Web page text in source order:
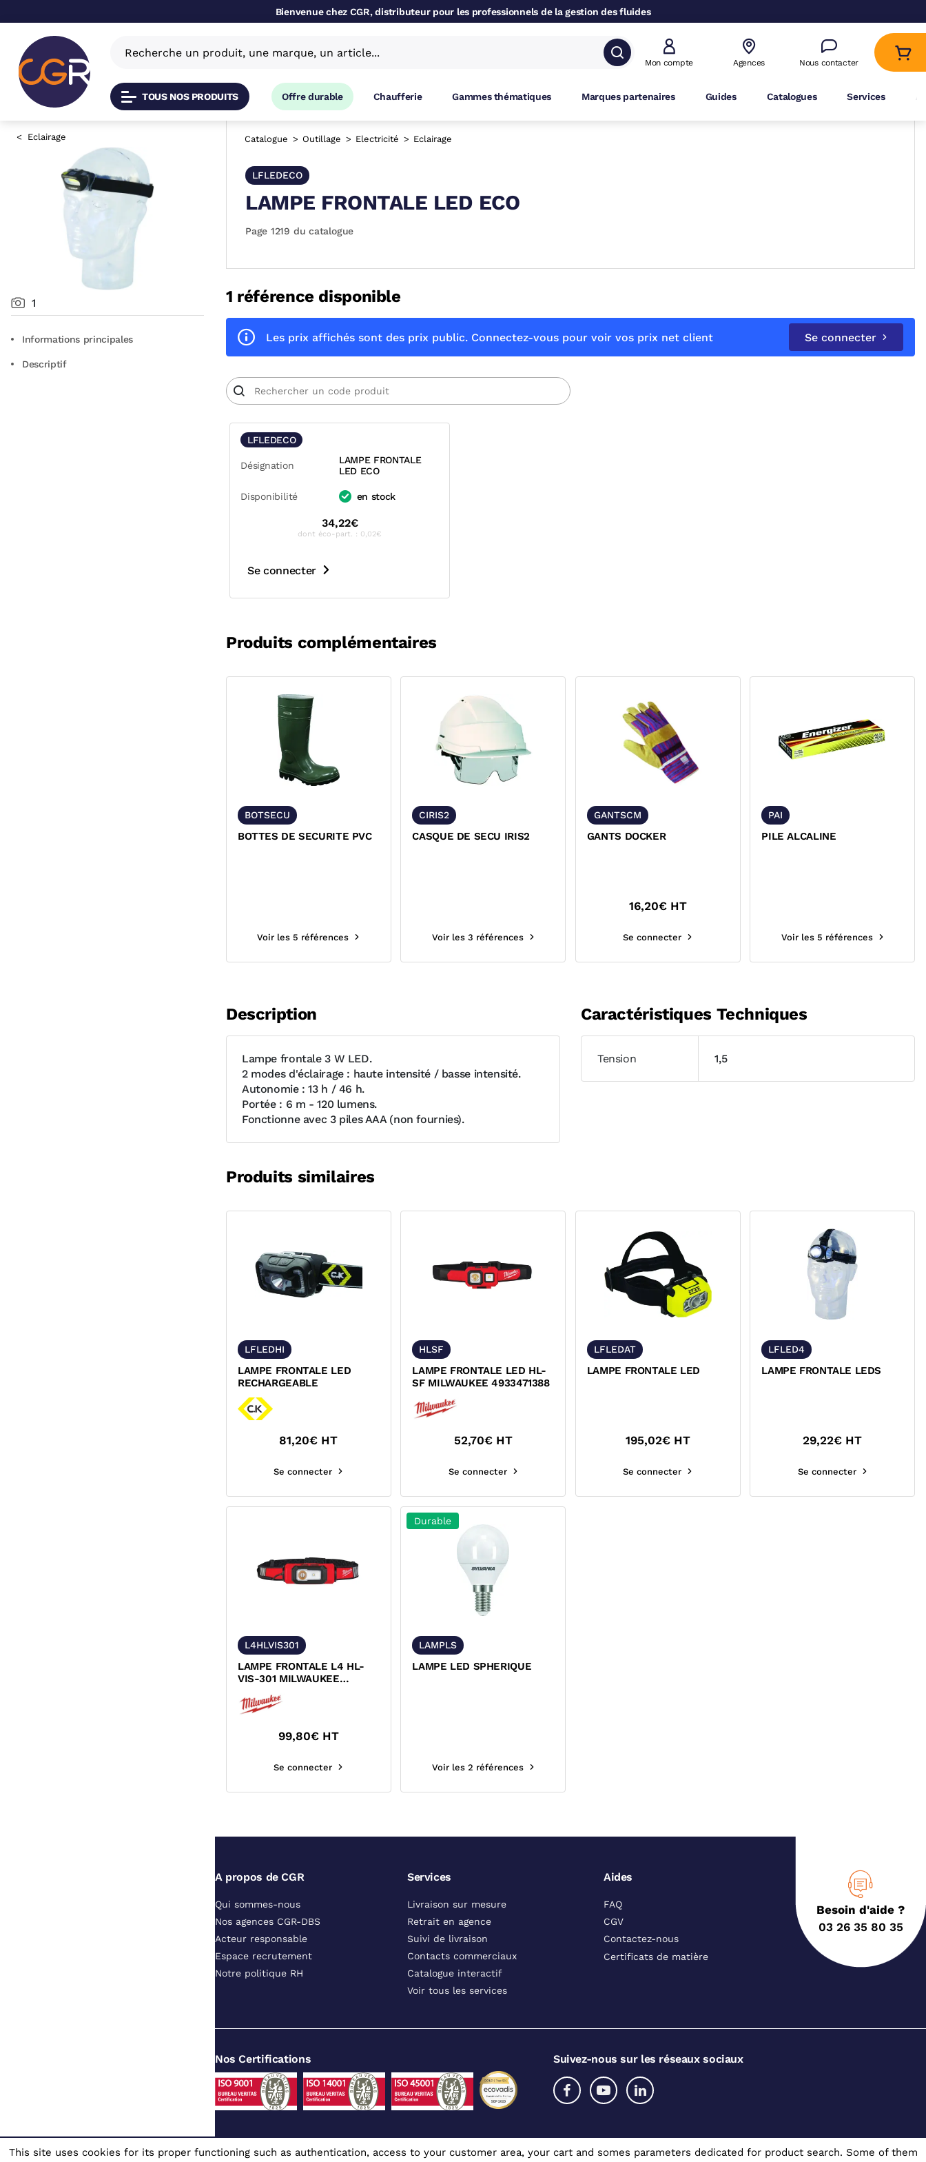
Bienvenue chez CGR, distributeur pour les professionnels de la gestion des fluides
Mon compte Agences Nous contacter
TOUS NOS PRODUITS Offre durable Chaufferie Gammes thématiques Marques partenaires Guides Catalogues Services
Eclairage
1
Informations principales
Descriptif
Catalogue Outillage Electricité Eclairage
LFLEDECO
LAMPE FRONTALE LED ECO
Page 1219 du catalogue
1 référence disponible
Les prix affichés sont des prix public. Connectez-vous pour voir vos prix net client Se connecter
LFLEDECO
Désignation
LAMPE FRONTALE
LED ECO
Disponibilité en stock
34,22€
dont éco-part. : 0,02€
Se connecter
Produits complémentaires
BOTSECU
BOTTES DE SECURITE PVC
Voir les 5 références
CIRIS2
CASQUE DE SECU IRIS2
Voir les 3 références
GANTSCM
GANTS DOCKER
16,20€ HT
Se connecter
PAI
PILE ALCALINE
Voir les 5 références
Description
Lampe frontale 3 W LED.
2 modes d'éclairage : haute intensité / basse intensité.
Autonomie : 13 h / 46 h.
Portée : 6 m - 120 lumens.
Fonctionne avec 3 piles AAA (non fournies).
Caractéristiques Techniques
Tension 1,5
Produits similaires
LFLEDHI
LAMPE FRONTALE LED
RECHARGEABLE
81,20€ HT
Se connecter
HLSF
LAMPE FRONTALE LED HL-
SF MILWAUKEE 4933471388
52,70€ HT
Se connecter
LFLEDAT
LAMPE FRONTALE LED
195,02€ HT
Se connecter
LFLED4
LAMPE FRONTALE LEDS
29,22€ HT
Se connecter
L4HLVIS301
LAMPE FRONTALE L4 HL-
VIS-301 MILWAUKEE
99,80€ HT
Se connecter
Durable
LAMPLS
LAMPE LED SPHERIQUE
Voir les 2 références
Besoin d'aide ?
03 26 35 80 35
A propos de CGR
Qui sommes-nous
Nos agences CGR-DBS
Acteur responsable
Espace recrutement
Notre politique RH
Services
Livraison sur mesure
Retrait en agence
Suivi de livraison
Contacts commerciaux
Catalogue interactif
Voir tous les services
Aides
FAQ
CGV
Contactez-nous
Certificats de matière
Nos Certifications Suivez-nous sur les réseaux sociaux
This site uses cookies for its proper functioning such as authentication, access to your customer area, your cart and somes parameters dedicated for product search. Some of them